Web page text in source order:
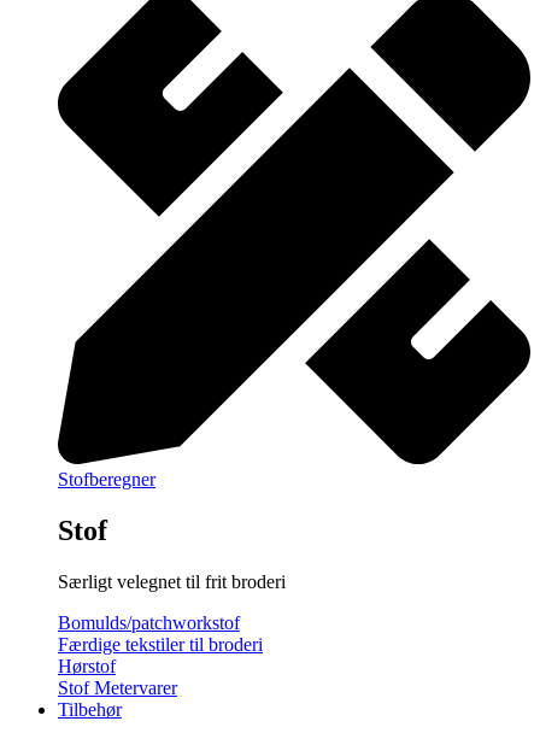
Stofberegner
Stof
Særligt velegnet til frit broderi
Bomulds/patchworkstof
Færdige tekstiler til broderi
Hørstof
Stof Metervarer
Tilbehør